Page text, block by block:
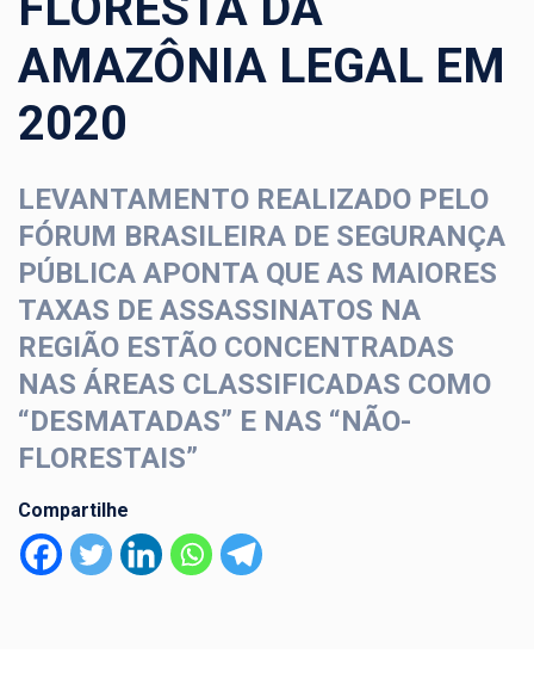
AMAZÔNIA LEGAL EM
2020
LEVANTAMENTO REALIZADO PELO
FÓRUM BRASILEIRA DE SEGURANÇA
PÚBLICA APONTA QUE AS MAIORES
TAXAS DE ASSASSINATOS NA
REGIÃO ESTÃO CONCENTRADAS
NAS ÁREAS CLASSIFICADAS COMO
“DESMATADAS” E NAS “NÃO-
FLORESTAIS”
Compartilhe